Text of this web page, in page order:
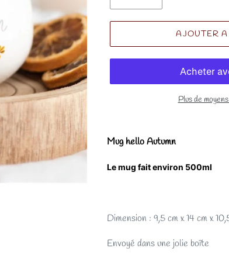
AJOUTER
Plus de
Mug hello Autumn
Le mug fait environ 500ml
Dimension : 9,5 cm x 14 cm x
Envoyé dans une jolie boîte